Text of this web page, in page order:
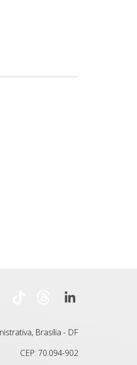
Brasília - DF
CEP: 70.094-902